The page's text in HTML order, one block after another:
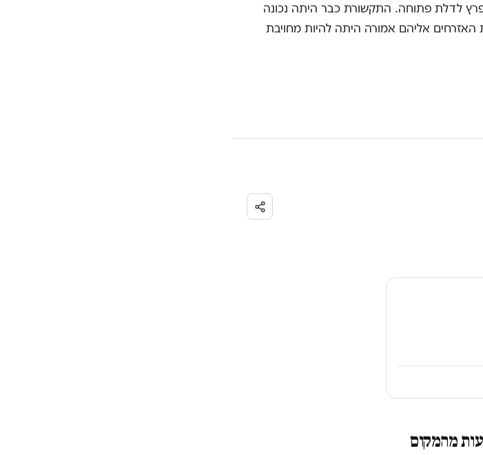
לדלת פתוחה. התקשורת כבר היתה נכונה
אליהם אמורה היתה להיות מחויבת
מהמקום